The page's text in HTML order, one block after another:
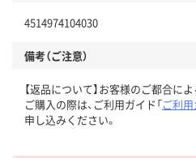
4514974104030
備考（ご注意）
【返品について】お客様のご都合に
ご購入の際は、ご利用ガイド「ご利
申し込みください。